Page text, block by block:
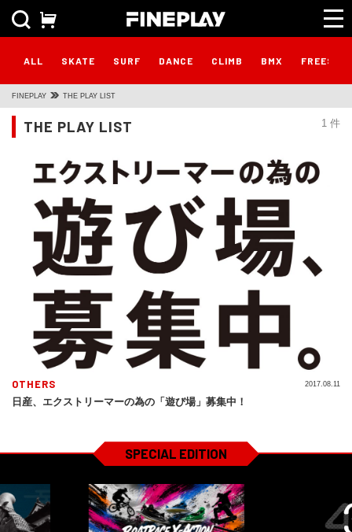
ALL SKATE SURF DANCE CLIMB BMX
FINEPLAY THE PLAY LIST
1 件
THE PLAY LIST
OTHERS
日産、エクストリーマーの為の「遊び場」募集中！
2017.08.11
SPECIAL EDITION